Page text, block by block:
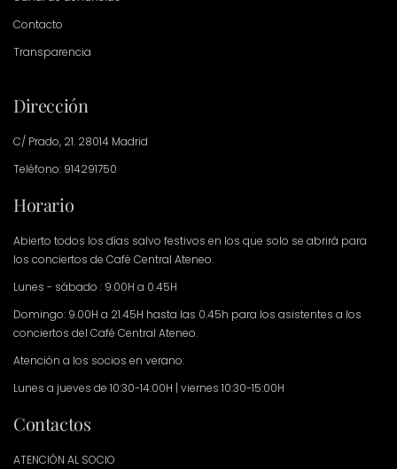
Contacto
Transparencia
Dirección
C/ Prado, 21. 28014 Madrid
Teléfono: 914291750
Horario
Abierto todos los días salvo festivos en los que solo se abrirá para
los conciertos de Café Central Ateneo.
Lunes - sábado : 9.00H a 0.45H
Domingo: 9.00H a 21.45H hasta las 0.45h para los asistentes a los
conciertos del Café Central Ateneo.
Atención a los socios en verano:
Lunes a jueves de 10:30-14:00H | viernes 10:30-15:00H
Contactos
ATENCIÓN AL SOCIO